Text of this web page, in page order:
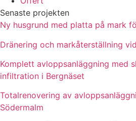
Senaste projekten
Ny husgrund med platta på mark
Dränering och markåterställning
Komplett avloppsanläggning med
infiltration i Bergnäset
Totalrenovering av
Södermalm